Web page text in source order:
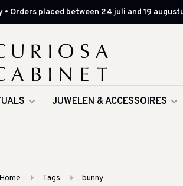
Orders placed between 24 juli and 19
JUWELEN & ACCESSOIRES
Home Tags bunny